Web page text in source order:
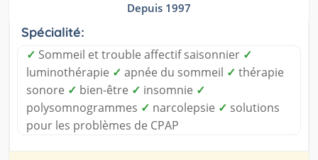
Depuis 1997
Spécialité:
✓ Sommeil et trouble affectif saisonnier ✓
luminothérapie ✓ apnée du sommeil ✓ thérapie
sonore ✓ bien-être ✓ insomnie ✓
polysomnogrammes ✓ narcolepsie ✓ solutions
pour les problèmes de CPAP